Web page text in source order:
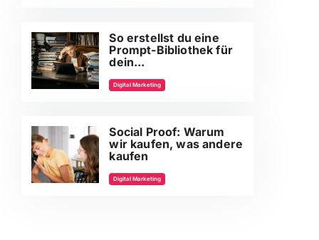
So erstellst du eine
Prompt-Bibliothek für
dein...
Digital Marketing
Social Proof: Warum
wir kaufen, was andere
kaufen
Digital Marketing